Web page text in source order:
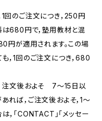
回のご注文につき，250円
は680円で，塾用教材と混
円が適用されます。この場
，1回のご注文につき，680
注文後およそ 7〜15日以
れば，ご注文後およそ，1〜
，「CONTACT」「メッセー